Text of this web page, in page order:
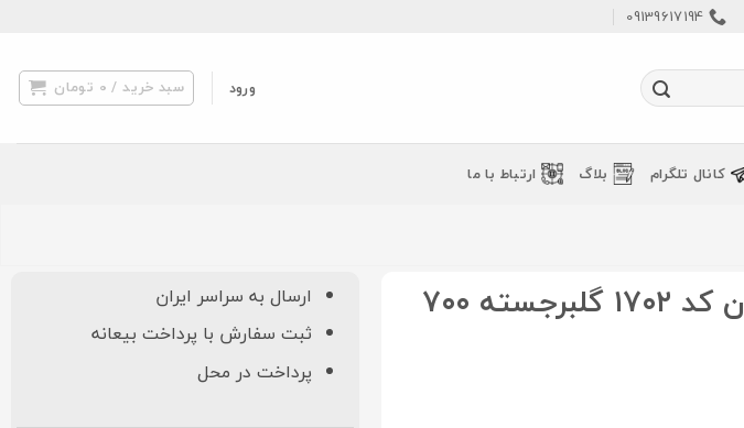
09139617194
ورود سبد خرید / 0 تومان
کانال تلگرام بلاگ ارتباط با ما
فرش کاشان افشان کد ۱۷۰۲ گلبرجسته ۷۰۰
ارسال به سراسر ایران
ثبت سفارش با پرداخت بیعانه
پرداخت در محل